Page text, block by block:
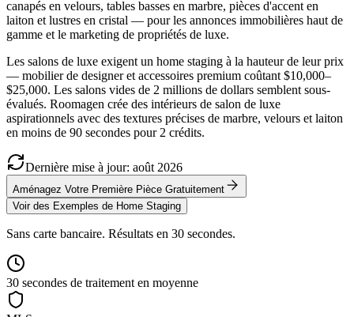
canapés en velours, tables basses en marbre, pièces d'accent en
laiton et lustres en cristal — pour les annonces immobilières haut de
gamme et le marketing de propriétés de luxe.
Les salons de luxe exigent un home staging à la hauteur de leur prix
— mobilier de designer et accessoires premium coûtant $10,000–
$25,000. Les salons vides de 2 millions de dollars semblent sous-
évalués. Roomagen crée des intérieurs de salon de luxe
aspirationnels avec des textures précises de marbre, velours et laiton
en moins de 90 secondes pour 2 crédits.
Dernière mise à jour: août 2026
Aménagez Votre Première Pièce Gratuitement
Voir des Exemples de Home Staging
Sans carte bancaire. Résultats en 30 secondes.
30 secondes de traitement en moyenne